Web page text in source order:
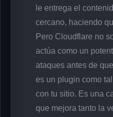
le entrega el
cercano, haciendo
Pero Cloudflare no
actúa como un
ataques antes de
es un plugin como
con tu sitio. Es una
que mejora tanto la